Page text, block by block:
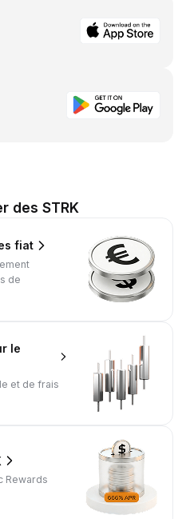
des STRK
fiat
de
le
et de frais
Rewards